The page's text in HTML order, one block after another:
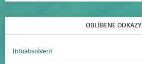
OBLÍBENÉ ODKAZY
Infoabsolvent